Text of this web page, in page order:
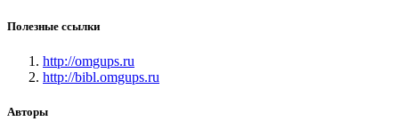
Полезные ссылки
http://omgups.ru
http://bibl.omgups.ru
Авторы